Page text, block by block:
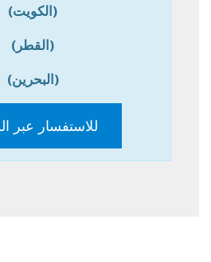
(الكويت)
(القطر)
(البحرين)
للاستفسار عبر